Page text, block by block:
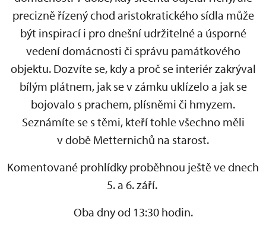
precizně řízený chod aristokratického sídla může
být inspirací i pro dnešní udržitelné a úsporné
vedení domácnosti či správu památkového
objektu. Dozvíte se, kdy a proč se interiér zakrýval
bílým plátnem, jak se v zámku uklízelo a jak se
bojovalo s prachem, plísněmi či hmyzem.
Seznámíte se s těmi, kteří tohle všechno měli
v době Metternichů na starost.
Komentované prohlídky proběhnou ještě ve dnech
5. a 6. září.
Oba dny od 13:30 hodin.